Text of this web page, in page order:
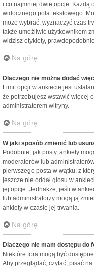
i co najmniej dwie opcje. Każdą
widocznego pola tekstowego.
może wybrać, wyznaczyć czas
także umożliwić użytkownikom
widzisz etykiety,
Na górę
Dlaczego nie można dodać
Limit opcji w ankiecie jest
że potrzebujesz wstawić więcej
administratorem witryny.
Na górę
W jaki sposób zmienić lub
Podobnie, jak posty, ankiety
moderatorów lub
pierwszego posta w wątku, z
jeszcze nie oddał głosu w
jej opcje. Jednakże, jeśli w
lub administratorzy mogą ją
ankiety w czasie jej trwania.
Na górę
Dlaczego nie mam dostępu do
Niektóre fora mogą być
Aby przeglądać, czytać, pisać